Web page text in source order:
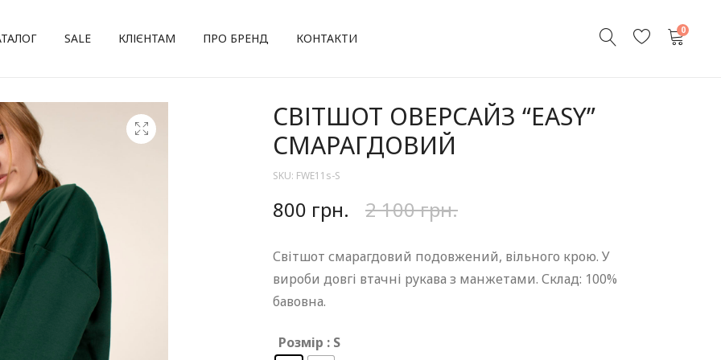
SALE КЛІЄНТАМ ПРО БРЕНД КОНТАКТИ
0
СВІТШОТ ОВЕРСАЙЗ “EASY”
СМАРАГДОВИЙ
SKU: FWE11s-S
2 100грн.
800 грн.
Світшот смарагдовий подовжений, вільного крою. У
вироби довгі втачні рукава з манжетами. Склад: 100%
бавовна.
Розмір : S